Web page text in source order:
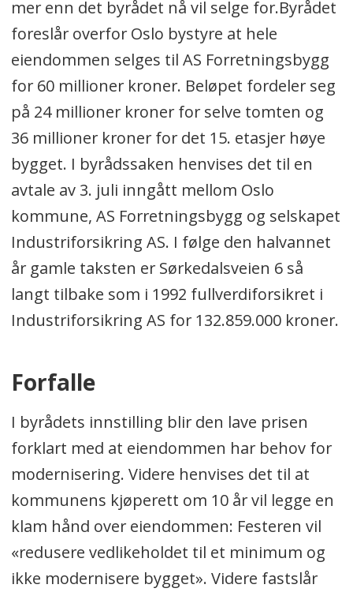
mer enn det byrådet nå vil selge for.Byrådet
foreslår overfor Oslo bystyre at hele
eiendommen selges til AS Forretningsbygg
for 60 millioner kroner. Beløpet fordeler seg
på 24 millioner kroner for selve tomten og
36 millioner kroner for det 15. etasjer høye
bygget. I byrådssaken henvises det til en
avtale av 3. juli inngått mellom Oslo
kommune, AS Forretningsbygg og selskapet
Industriforsikring AS. I følge den halvannet
år gamle taksten er Sørkedalsveien 6 så
langt tilbake som i 1992 fullverdiforsikret i
Industriforsikring AS for 132.859.000 kroner.
Forfalle
I byrådets innstilling blir den lave prisen
forklart med at eiendommen har behov for
modernisering. Videre henvises det til at
kommunens kjøperett om 10 år vil legge en
klam hånd over eiendommen: Festeren vil
«redusere vedlikeholdet til et minimum og
ikke modernisere bygget». Videre fastslår